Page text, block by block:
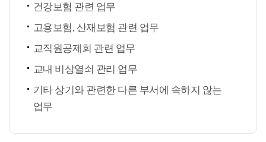
건강보험 관련 업무
고용보험, 산재보험 관련 업무
교직원공제회 관련 업무
교내 비상열쇠 관리 업무
기타 상기와 관련한 다른 부서에 속하지 않는
업무